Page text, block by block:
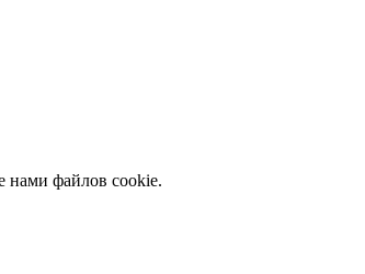
нами файлов cookie.